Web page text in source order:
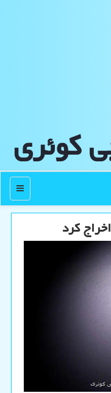
كوئری
منو
کرد